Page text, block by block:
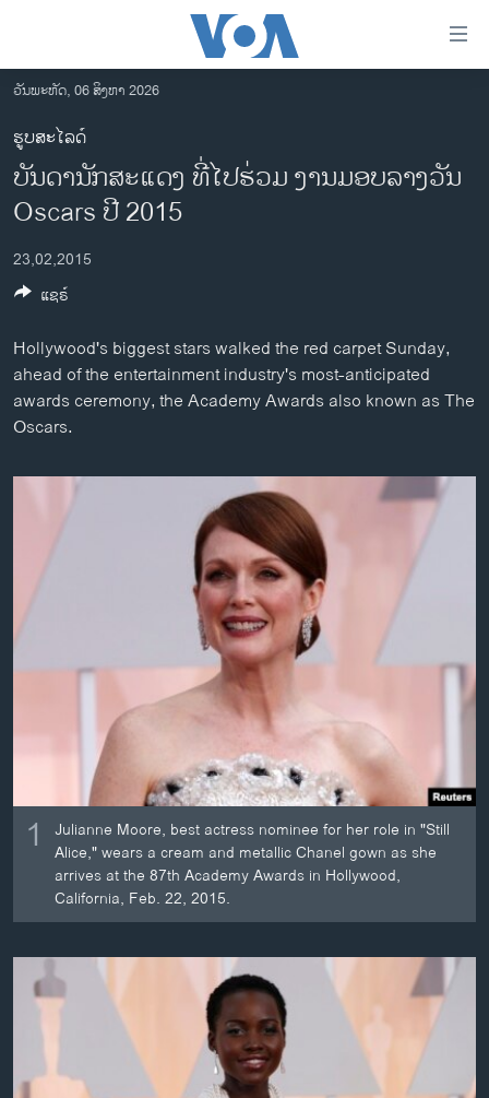
ເຂົ້າ
ຫາ
ຂ້າມ
ຂ້າມ
ຂ້າມ
ຫາ
ຊອກ
ລາວ
ອາເມຣິກາ
ຂ່າວ​ຈີນ
ເອເຊຍ
ອິດສະຫຼະພາບດ້ານການຂ່າວ
ຊີວິດຊາວລາວ
ວິທະຍາສາດ-ເທັກໂນໂລຈີ
ທຸລະກິດ
ພາສາອັງກິດ
ວີດີໂອ
ສຽງ
ລາຍການກະຈາຍສຽງ
ຕິດຕາມພວກເຮົາ ທີ່
ພາສາຕ່າງໆ
ວັນພະຫັດ, 06 ສິງຫາ 2026
ຮູບສະໄລດ໌
ບັນດານັກສະແດງ ທີ່ໄປຮ່ວມ ງານມອບລາງວັນ
Oscars ປີ 2015
23,02,2015
Hollywood's biggest stars walked the red carpet Sunday,
ahead of the entertainment industry's most-anticipated
awards ceremony, the Academy Awards also known as The
Oscars.
1
Julianne Moore, best actress nominee for her role in "Still
Alice," wears a cream and metallic Chanel gown as she
arrives at the 87th Academy Awards in Hollywood,
California, Feb. 22, 2015.
ແຊຣ໌